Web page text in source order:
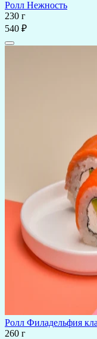
Ролл Нежность
230 г
540 ₽
Ролл Филадельфия
260 г